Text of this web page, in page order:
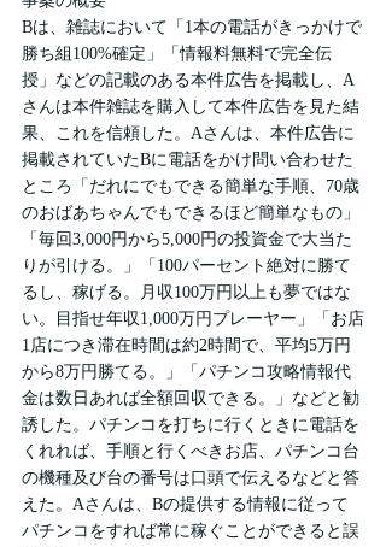
Bは、雑誌において「1本の電話がきっかけで
勝ち組100%確定」「情報料無料で完全伝
授」などの記載のある本件広告を掲載し、A
さんは本件雑誌を購入して本件広告を見た結
果、これを信頼した。Aさんは、本件広告に
掲載されていたBに電話をかけ問い合わせた
ところ「だれにでもできる簡単な手順、70歳
のおばあちゃんでもできるほど簡単なもの」
「毎回3,000円から5,000円の投資金で大当た
りが引ける。」「100パーセント絶対に勝て
るし、稼げる。月収100万円以上も夢ではな
い。目指せ年収1,000万円プレーヤー」「お店
1店につき滞在時間は約2時間で、平均5万円
から8万円勝てる。」「パチンコ攻略情報代
金は数日あれば全額回収できる。」などと勧
誘した。パチンコを打ちに行くときに電話を
くれれば、手順と行くべきお店、パチンコ台
の機種及び台の番号は口頭で伝えるなどと答
えた。Aさんは、Bの提供する情報に従って
パチンコをすれば常に稼ぐことができると誤